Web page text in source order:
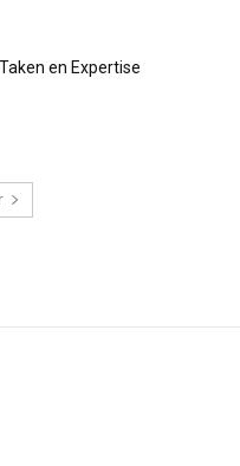
en Expertise